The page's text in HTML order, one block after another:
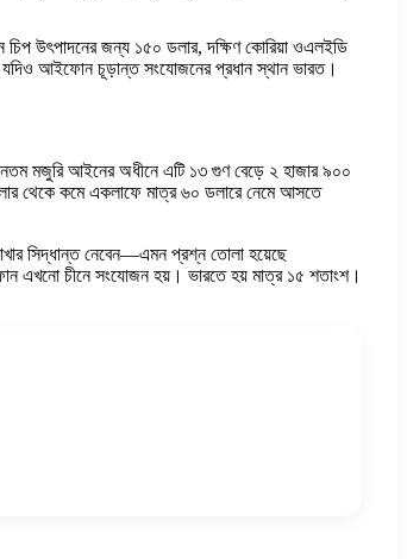
উৎপাদনের জন্য ১৫০ ডলার, দক্ষিণ কোরিয়া ওএলইডি
যদিও আইফোন চূড়ান্ত সংযোজনের প্রধান স্থান ভারত।
মজুরি আইনের অধীনে এটি ১৩ গুণ বেড়ে ২ হাজার ৯০০
থেকে কমে একলাফে মাত্র ৬০ ডলারে নেমে আসতে
রাখার সিদ্ধান্ত নেবেন—এমন প্রশ্ন তোলা হয়েছে
এখনো চীনে সংযোজন হয়। ভারতে হয় মাত্র ১৫ শতাংশ।